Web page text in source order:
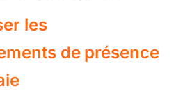
les
de présence